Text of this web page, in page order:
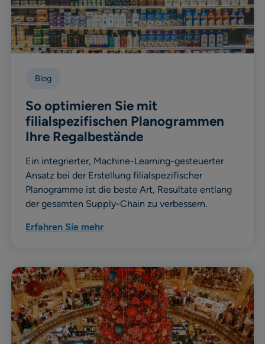
Blog
So optimieren Sie mit
filialspezifischen Planogrammen
Ihre Regalbestände
Ein integrierter, Machine-Learning-gesteuerter
Ansatz bei der Erstellung filialspezifischer
Planogramme ist die beste Art, Resultate entlang
der gesamten Supply-Chain zu verbessern.
Erfahren Sie mehr